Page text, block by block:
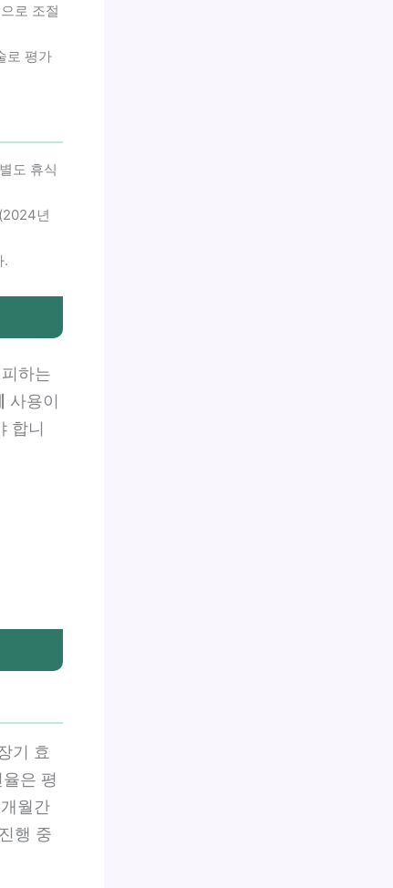
로 조절
로 평가
도 휴식
년
.
하는
사용이
합니
기 효
은 평
월간
행 중